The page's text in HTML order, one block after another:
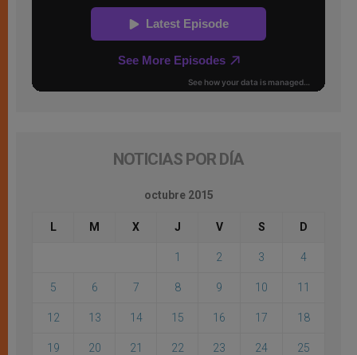
NOTICIAS POR DÍA
octubre 2015
L M X J V S D
1 2 3 4
5 6 7 8 9 10 11
12 13 14 15 16 17 18
19 20 21 22 23 24 25